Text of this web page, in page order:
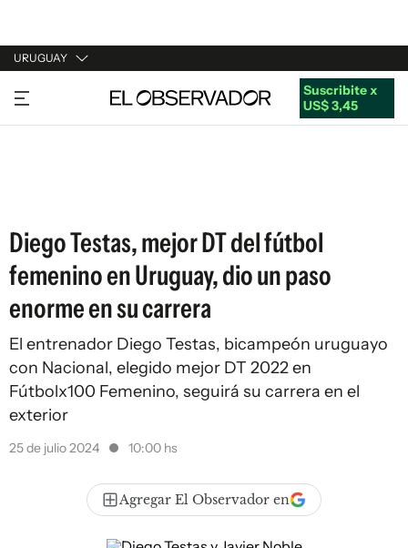
URUGUAY
URUGUAY
ARGENTINA
Suscribite x
US$ 3,45
Diego Testas, mejor DT del fútbol
femenino en Uruguay, dio un paso
enorme en su carrera
El entrenador Diego Testas, bicampeón uruguayo
con Nacional, elegido mejor DT 2022 en
Fútbolx100 Femenino, seguirá su carrera en el
exterior
25 de julio 2024 10:00 hs
Agregar El Observador en